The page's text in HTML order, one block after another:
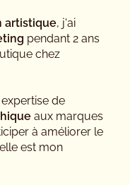
artistique, j'ai
pendant 2 ans
chez
de
aux marques
à améliorer le
est mon